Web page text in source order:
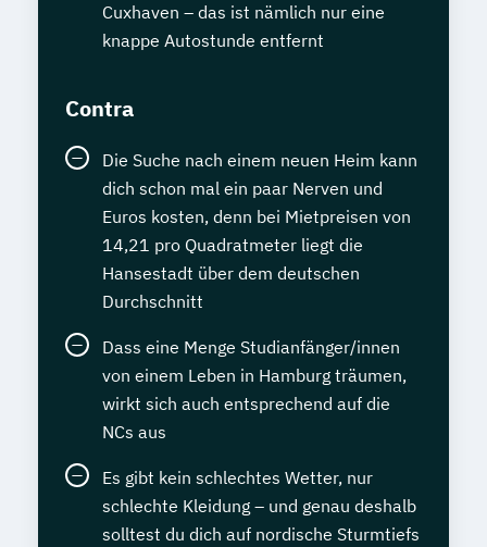
Cuxhaven – das ist nämlich nur eine
knappe Autostunde entfernt
Contra
Die Suche nach einem neuen Heim kann
dich schon mal ein paar Nerven und
Euros kosten, denn bei Mietpreisen von
14,21 pro Quadratmeter liegt die
Hansestadt über dem deutschen
Durchschnitt
Dass eine Menge Studianfänger/innen
von einem Leben in Hamburg träumen,
wirkt sich auch entsprechend auf die
NCs aus
Es gibt kein schlechtes Wetter, nur
schlechte Kleidung – und genau deshalb
solltest du dich auf nordische Sturmtiefs